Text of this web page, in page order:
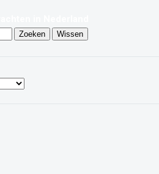
Zoeken Wissen